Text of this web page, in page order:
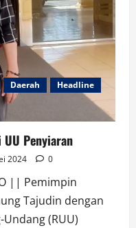
Daerah
Headline
Penyiaran
2024 0
|| Pemimpin
Tajudin dengan
(RUU)